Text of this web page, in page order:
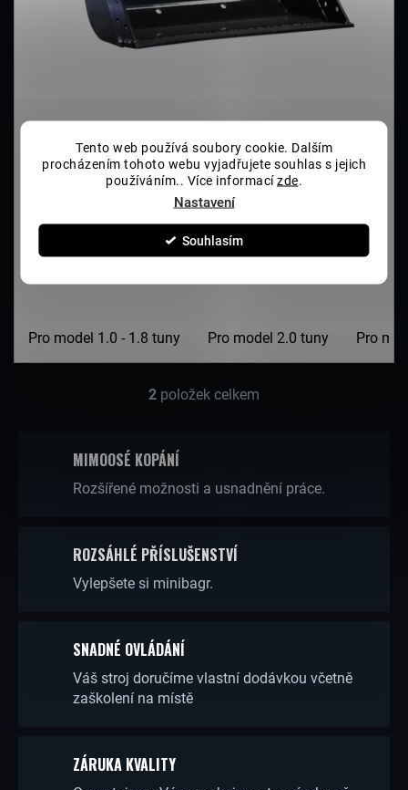
Tento web používá soubory cookie. Dalším
procházením tohoto webu vyjadřujete souhlas s jejich
používáním.. Více informacízde
Nastavení
Souhlasím
MINIBAGRY GORILA 1.0.-2.6T
Skladem(>5 ks)
DETAIL
Pro model 1.0 - 1.8 tuny Pro model 2.0 tuny Pro
O
Á
A
C
R
2 položek celkem
MIMOOSÉ KOPÁNÍ
Rozšířené možnosti a usnadnění práce.
ROZSÁHLÉ PŘÍSLUŠENSTVÍ
Vylepšete si minibagr.
SNADNÉ OVLÁDÁNÍ
Váš stroj doručíme vlastní dodávkou včetně
zaškolení na místě
ZÁRUKA KVALITY